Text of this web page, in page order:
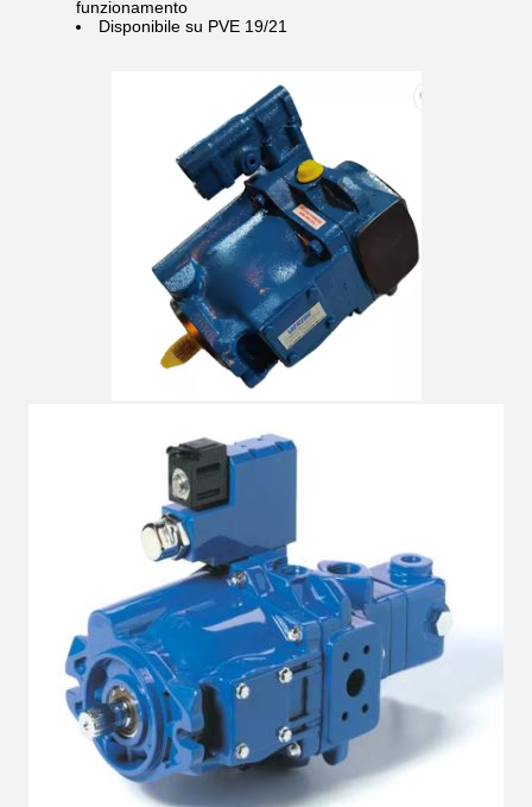
funzionamento
Disponibile su PVE 19/21